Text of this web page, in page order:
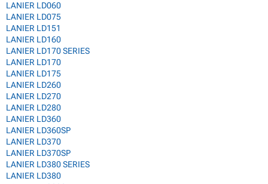
LANIER LD060
LANIER LD075
LANIER LD151
LANIER LD160
LANIER LD170 SERIES
LANIER LD170
LANIER LD175
LANIER LD260
LANIER LD270
LANIER LD280
LANIER LD360
LANIER LD360SP
LANIER LD370
LANIER LD370SP
LANIER LD380 SERIES
LANIER LD380